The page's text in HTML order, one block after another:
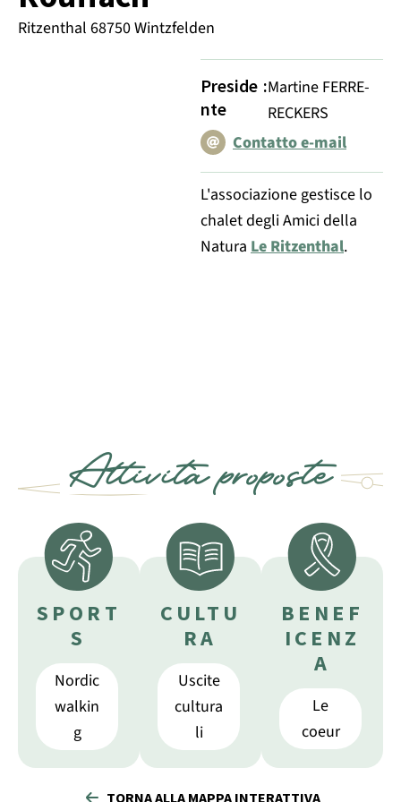
Ritzenthal 68750 Wintzfelden
Preside
nte
:Martine FERRE-
RECKERS
Contatto e-mail
L'associazione gestisce lo
chalet degli Amici della
Natura Le Ritzenthal.
Attività proposte
SPORT
S
Nordic
walkin
g
CULTU
RA
Uscite
cultura
li
BENEF
ICENZ
A
Le
coeur
TORNA ALLA MAPPA INTERATTIVA